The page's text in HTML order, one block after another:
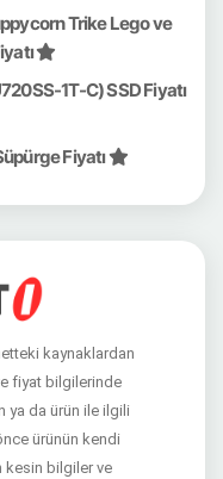
Trike Lego ve
1T-C) SSD Fiyatı
Fiyatı
kaynaklardan
fiyat bilgilerinde
ya da ürün ile ilgili
ürünün kendi
kesin bilgiler ve